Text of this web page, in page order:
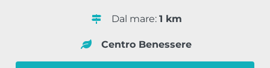
Dal mare: 1 km
Centro Benessere